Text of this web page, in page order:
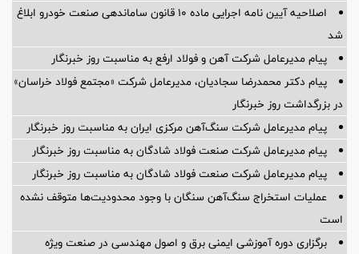
اصلاحیه آیین نامه اجرایی ماده ۱۰ قانون ساماندهی صنعت خودرو ابلاغ
شد
پیام مدیرعامل شرکت آهن و فولاد ارفع به مناسبت روز خبرنگار
پیام دکتر محمدرضا سجادیان، مدیرعامل شرکت «مجتمع فولاد خراسان»
در بزرگداشت روز خبرنگار
پیام مدیرعامل شرکت سنگ‌آهن مرکزی ایران به مناسبت روز خبرنگار
پیام مدیرعامل شرکت صنعت فولاد شادگان به مناسبت روز خبرنگار
پیام مدیرعامل شرکت صنعت فولاد شادگان به مناسبت روز خبرنگار
عملیات استخراج سنگ‌آهن سنگان با وجود محدودیت‌ها متوقف نشده
است
برگزاری دوره آموزشی ایمنی برق و اصول مهندسی در صنعت ویژه